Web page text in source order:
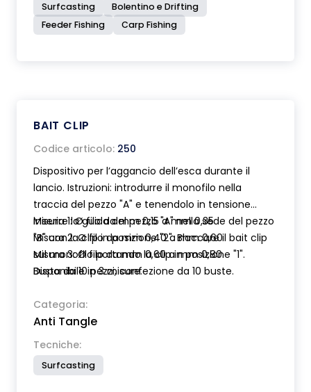
Surfcasting
Bolentino e Drifting
Feeder Fishing
Carp Fishing
BAIT CLIP
Codice articolo: 250
Dispositivo per l’aggancio dell’esca durante il
lancio. Istruzioni: introdurre il monofilo nella
traccia del pezzo "A" e tenendolo in tensione
inserire la guida del pezzo "A" nella sede del pezzo
"B" con la clip in posizione "2". Bloccare il bait clip
sul monofilo portando la clip in posizione "1".
Disponibile in 3 misure.
Misura 1: Ø filo da mm 0,15 a mm 0,35
Misura 2: Ø filo da mm 0,40 a mm 0,60
Misura 3: Ø filo da mm 0,60 a mm 0,80
Busta da 10 pezzi, confezione da 10 buste.
Categoria:
Anti Tangle
Tecniche:
Surfcasting